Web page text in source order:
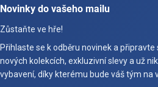
Novinky do vašeho mailu
Zůstaňte ve hře!
Přihlaste se k odběru novinek a
nových kolekcích, exkluzivní slevy a už
vybavení, díky kterému bude váš tým na